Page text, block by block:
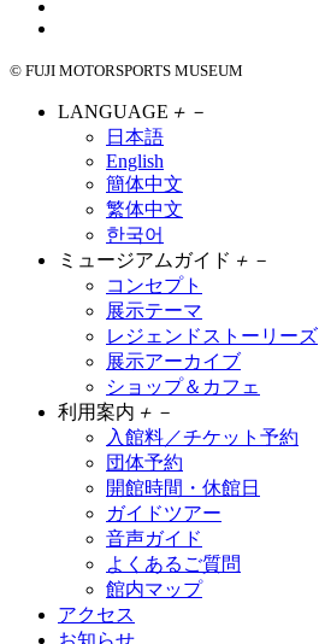
© FUJI MOTORSPORTS MUSEUM
LANGUAGE ＋ －
日本語
English
簡体中文
繁体中文
한국어
ミュージアムガイド ＋ －
コンセプト
展示テーマ
レジェンドストーリーズ
展示アーカイブ
ショップ＆カフェ
利用案内 ＋ －
入館料／チケット予約
団体予約
開館時間・休館日
ガイドツアー
音声ガイド
よくあるご質問
館内マップ
アクセス